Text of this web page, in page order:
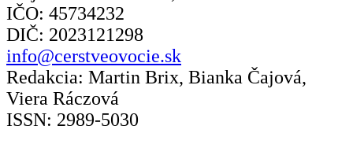
IČO: 45734232
DIČ: 2023121298
info@cerstveovocie.sk
Redakcia: Martin Brix, Bianka Čajová,
Viera Ráczová
ISSN: 2989-5030